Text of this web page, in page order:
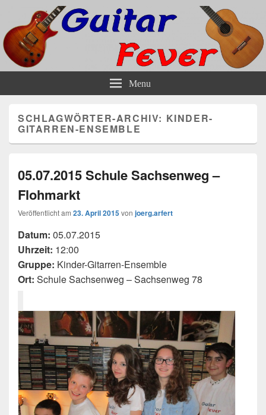
Guitar-Fever Die Gitarrenschule in
Unterricht und Bandtraining für Gitarre Bass und andere Saiteninstrumente
Menu
SCHLAGWÖRTER-ARCHIV: KINDER-
GITARREN-ENSEMBLE
05.07.2015 Schule Sachsenweg –
Flohmarkt
Veröffentlicht am 23. April 2015von joerg.arfert
Datum: 05.07.2015
Uhrzeit: 12:00
Gruppe: Kinder-Gitarren-Ensemble
Ort: Schule Sachsenweg – Sachsenweg 78